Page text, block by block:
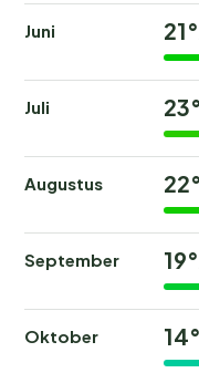
Juni 21°
Juli 23°
Augustus 22°
September 19°
Oktober 14°